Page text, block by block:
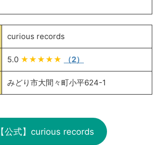
curious records
5.0 ★★★★★ （2）
みどり市大間々町小平624-1
【公式】curious records